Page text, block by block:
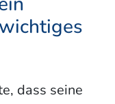
dass seine